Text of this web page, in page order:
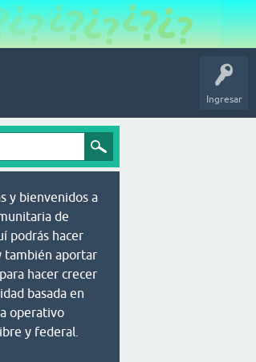
Ingresar
y bienvenidos a
de
podrás hacer
también aportar
hacer crecer
basada en
operativo
y federal.